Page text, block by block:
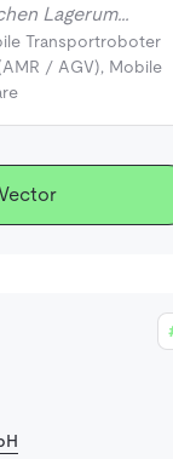
Lagerum…
Transportroboter
/ AGV), Mobile